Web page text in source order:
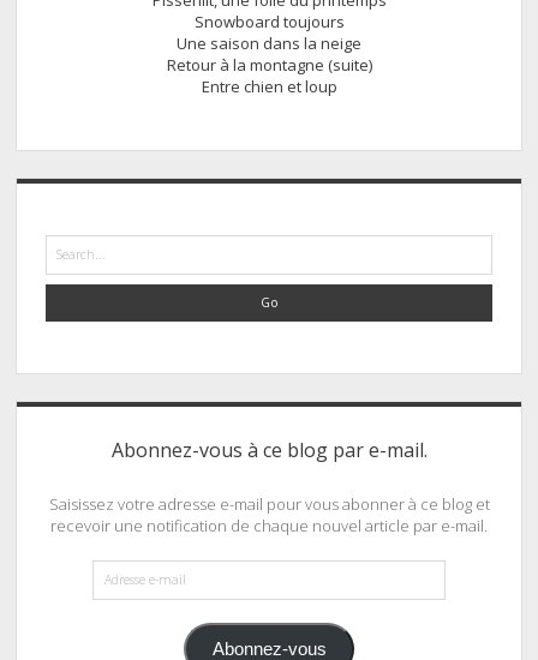
Snowboard toujours
Une saison dans la neige
Retour à la montagne (suite)
Entre chien et loup
Search
Abonnez-vous à ce blog par e-mail.
Saisissez votre adresse e-mail pour vous abonner à ce blog et
recevoir une notification de chaque nouvel article par e-mail.
Adresse
e-
Abonnez-vous